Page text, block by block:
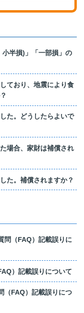
小半損)」「一部損」の
ており、地震により食
た。どうしたらよいで
場合、家財は補償され
た。補償されますか？
問（FAQ）記載誤りに
）記載誤りについて
（FAQ）記載誤りにつ